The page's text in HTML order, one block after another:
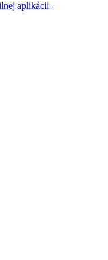
aplikácii -